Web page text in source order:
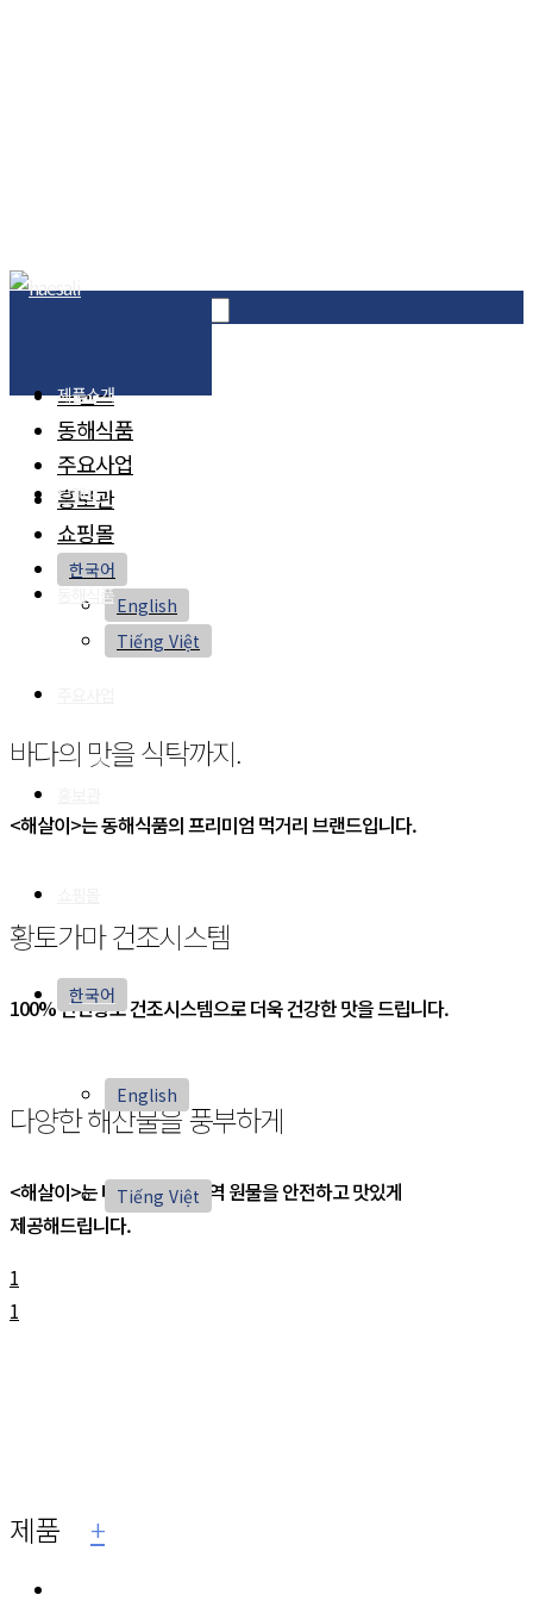
제품소개
브랜드
동해식품
한국어
English
Tiếng Việt
브랜드
동해식품
주요사업
홍보관
쇼핑몰
한국어
English
Tiếng Việt
바다의 맛을 식탁까지.
<해살이>는 동해식품의 프리미엄 먹거리 브랜드입니다.
황토가마 건조시스템
100% 천연황토 건조시스템으로 더욱 건강한 맛을 드립니다.
다양한 해산물을 풍부하게
<해살이>는 다양한 청정 해역 원물을 안전하고 맛있게
제공해드립니다.
1
1
제품 +